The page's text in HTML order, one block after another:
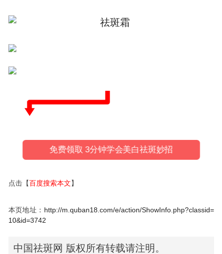
免费领取 3分钟学会美白祛斑妙招
点击【百度搜索本文】
本页地址： http://m.quban18.com/e/action/ShowInfo.php?classid=
10&id=3742
中国祛斑网 版权所有转载请注明。